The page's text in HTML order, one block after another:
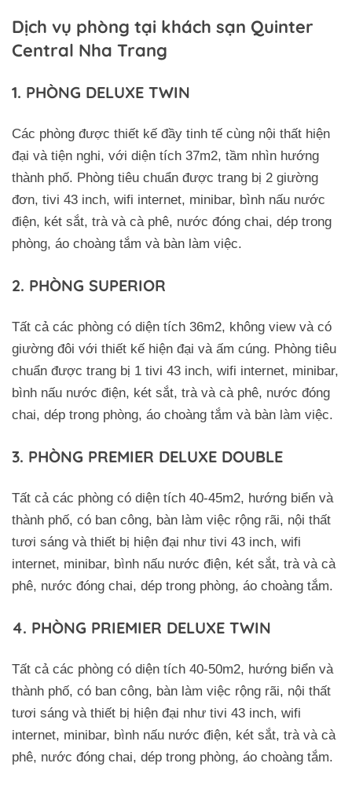
Dịch vụ phòng tại khách sạn Quinter
Central Nha Trang
1. PHÒNG DELUXE TWIN
Các phòng được thiết kế đầy tinh tế cùng nội thất hiện
đại và tiện nghi, với diện tích 37m2, tầm nhìn hướng
thành phố. Phòng tiêu chuẩn được trang bị 2 giường
đơn, tivi 43 inch, wifi internet, minibar, bình nấu nước
điện, két sắt, trà và cà phê, nước đóng chai, dép trong
phòng, áo choàng tắm và bàn làm việc.
2. PHÒNG SUPERIOR
Tất cả các phòng có diện tích 36m2, không view và có
giường đôi với thiết kế hiện đại và ấm cúng. Phòng tiêu
chuẩn được trang bị 1 tivi 43 inch, wifi internet, minibar,
bình nấu nước điện, két sắt, trà và cà phê, nước đóng
chai, dép trong phòng, áo choàng tắm và bàn làm việc.
3. PHÒNG PREMIER DELUXE DOUBLE
Tất cả các phòng có diện tích 40-45m2, hướng biển và
thành phố, có ban công, bàn làm việc rộng rãi, nội thất
tươi sáng và thiết bị hiện đại như tivi 43 inch, wifi
internet, minibar, bình nấu nước điện, két sắt, trà và cà
phê, nước đóng chai, dép trong phòng, áo choàng tắm.
4. PHÒNG PRIEMIER DELUXE TWIN
Tất cả các phòng có diện tích 40-50m2, hướng biển và
thành phố, có ban công, bàn làm việc rộng rãi, nội thất
tươi sáng và thiết bị hiện đại như tivi 43 inch, wifi
internet, minibar, bình nấu nước điện, két sắt, trà và cà
phê, nước đóng chai, dép trong phòng, áo choàng tắm.